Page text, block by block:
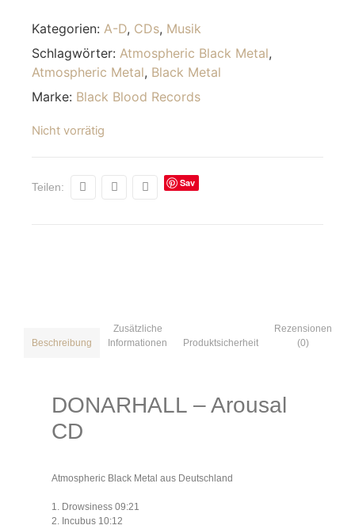
Kategorien: A-D, CDs, Musik
Schlagwörter: Atmospheric Black Metal,
Atmospheric Metal, Black Metal
Marke: Black Blood Records
Nicht vorrätig
Teilen:
Sav
Beschreibung
Zusätzliche
Informationen
Produktsicherheit
Rezensionen
(0)
DONARHALL – Arousal
CD
Atmospheric Black Metal aus Deutschland
1. Drowsiness 09:21
2. Incubus 10:12